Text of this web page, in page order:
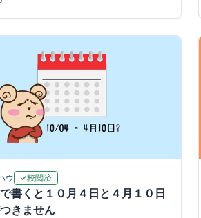
ウ 校閲済
書くと１０月４日と４月１０日
きません